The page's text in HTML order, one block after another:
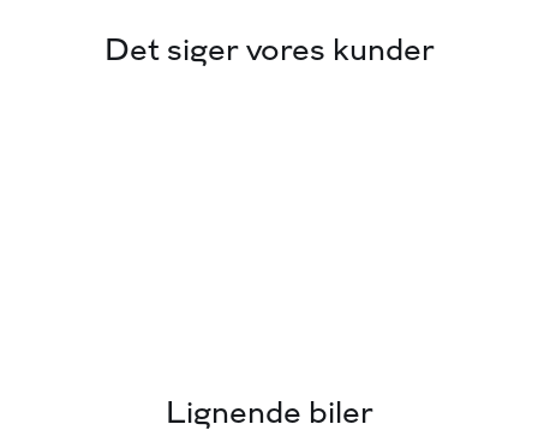
Det siger vores kunder
Lignende biler